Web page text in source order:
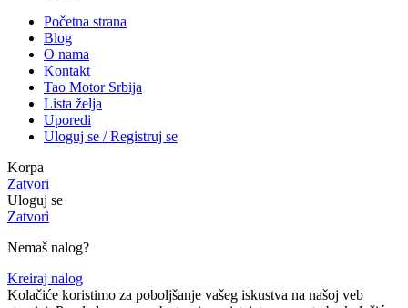
Početna strana
Blog
O nama
Kontakt
Tao Motor Srbija
Lista želja
Uporedi
Uloguj se / Registruj se
Korpa
Zatvori
Uloguj se
Zatvori
Nemaš nalog?
Kreiraj nalog
Kolačiće koristimo za poboljšanje vašeg iskustva na našoj veb